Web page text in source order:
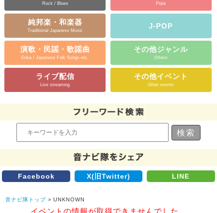
Rock / Blues Pops
純邦楽・和楽器
Traditional Japanese Music
J-POP
演歌・民謡・歌謡曲
Enka / Japanese Folk Songs etc.
その他ジャンル
Others
ライブ配信
Live streaming
その他イベント
Other events
Facebook X(旧Twitter) LINE
音ナビ隊トップ > UNKNOWN
イベントの情報が取得できませんでした。